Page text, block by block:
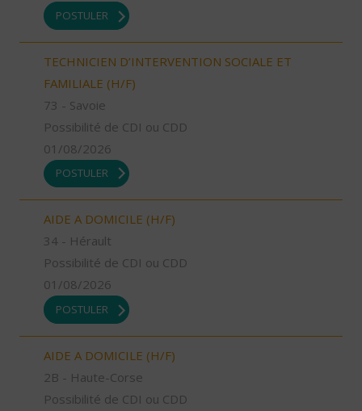
POSTULER
TECHNICIEN D’INTERVENTION SOCIALE ET
FAMILIALE (H/F)
73 - Savoie
Possibilité de CDI ou CDD
01/08/2026
POSTULER
AIDE A DOMICILE (H/F)
34 - Hérault
Possibilité de CDI ou CDD
01/08/2026
POSTULER
AIDE A DOMICILE (H/F)
2B - Haute-Corse
Possibilité de CDI ou CDD